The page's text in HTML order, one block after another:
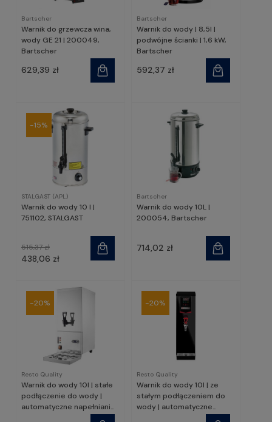
Bartscher
Warnik do grzewcza wina,
wody GE 21 | 200049,
Bartscher
629,39 zł
Bartscher
Warnik do wody | 8,5l |
podwójne ścianki | 1,6 kW,
Bartscher
592,37 zł
STALGAST (APL)
Warnik do wody 10 l |
751102, STALGAST
438,06 zł
515,37 zł
-15%
Bartscher
Warnik do wody 10L |
200054, Bartscher
714,02 zł
Resto Quality
Warnik do wody 10l | stałe
podłączenie do wody |
automatyczne napełnianie |
-20%
Resto Quality
Warnik do wody 10l | ze
stałym podłączeniem do
wody | automatyczne
-20%